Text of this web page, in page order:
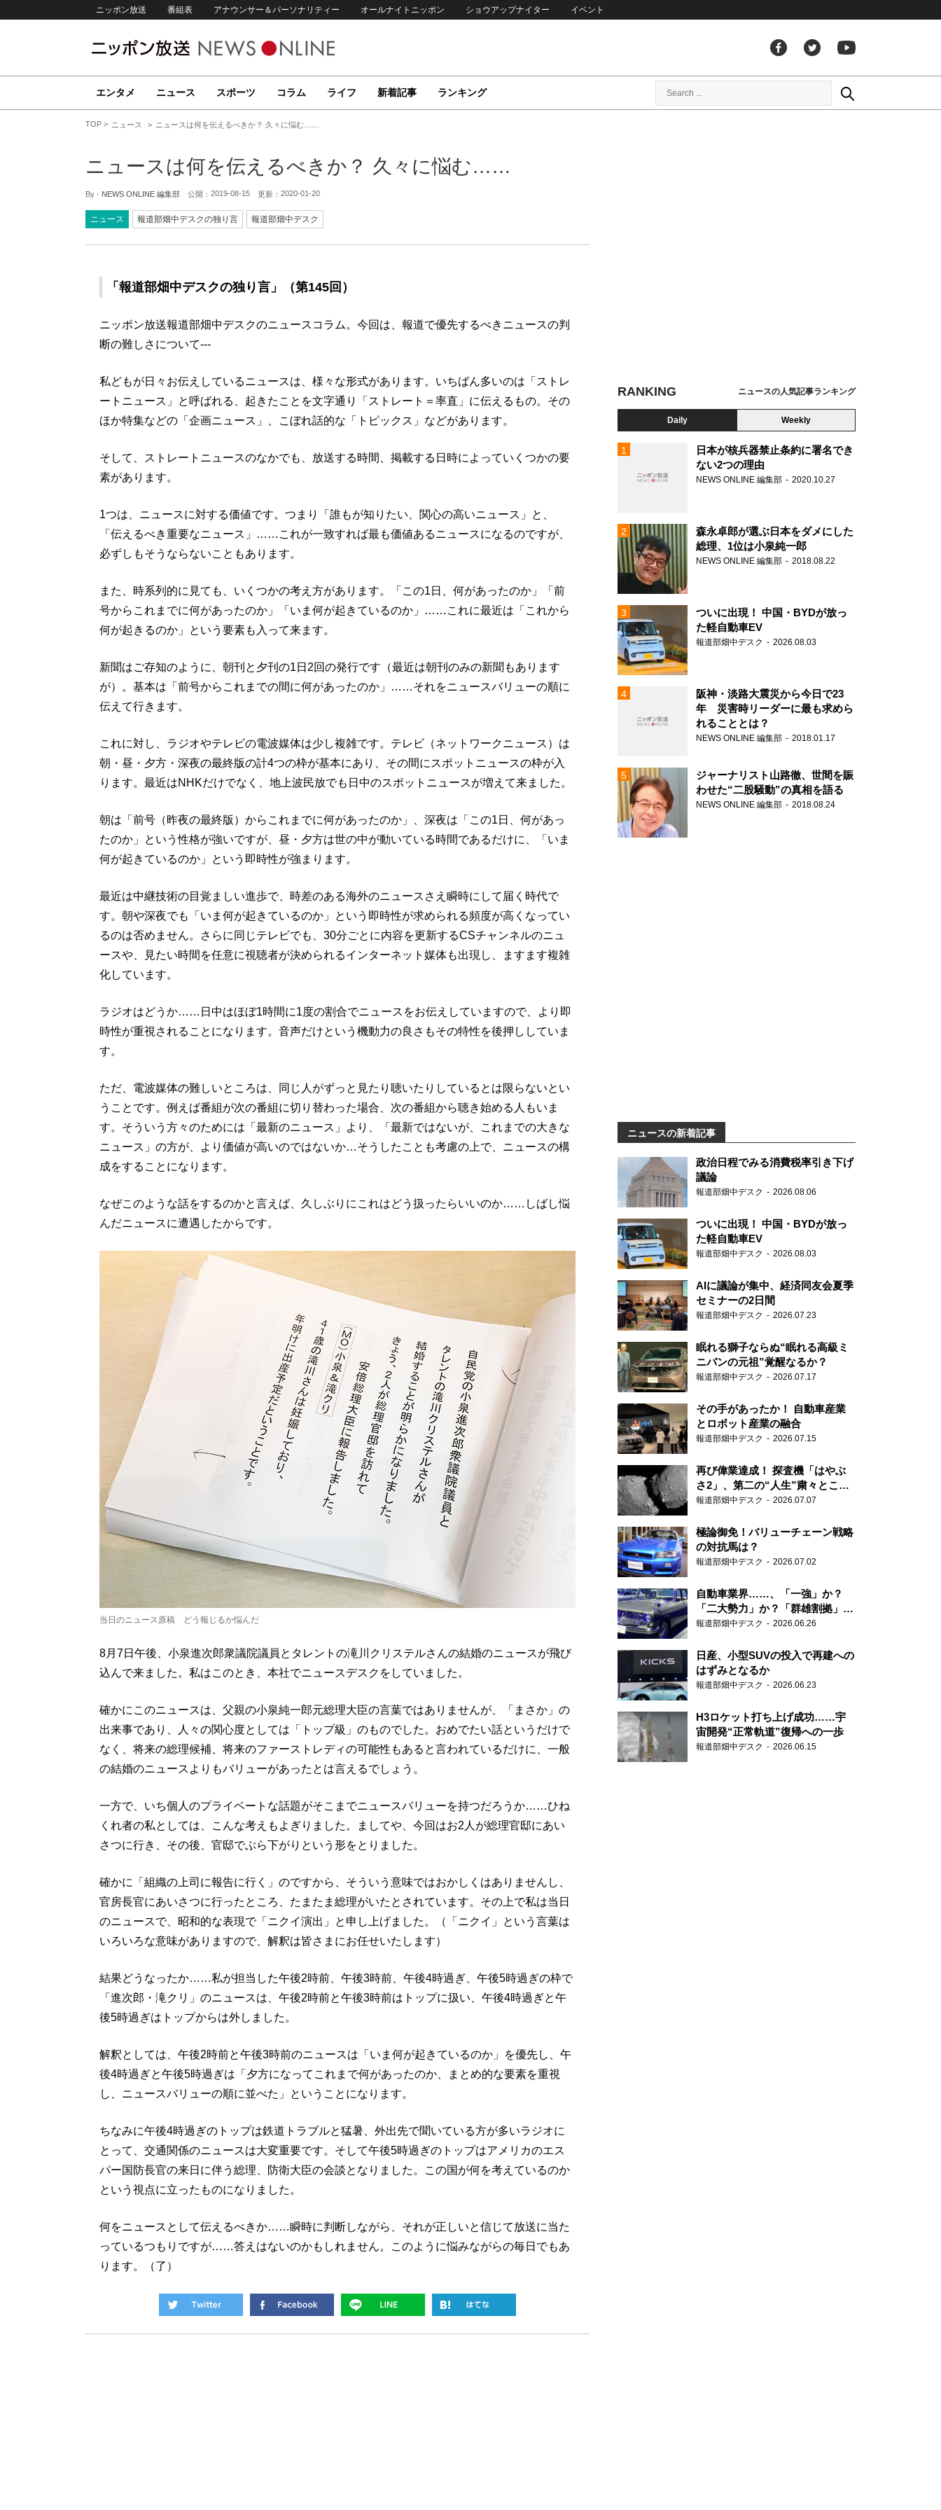
ニッポン放送 番組表 アナウンサー＆パーソナリティー オールナイトニッポン ショウアップナイター イベント
エンタメ ニュース スポーツ コラム ライフ 新着記事 ランキング
TOP ニュース ニュースは何を伝えるべきか？ 久々に悩む……
ニュースは何を伝えるべきか？ 久々に悩む……
By - NEWS ONLINE 編集部 公開： 2019-08-15 更新： 2020-01-20
ニュース 報道部畑中デスクの独り言 報道部畑中デスク
「報道部畑中デスクの独り言」（第145回）
ニッポン放送報道部畑中デスクのニュースコラム。今回は、報道で優先するべきニュースの判
断の難しさについて---
私どもが日々お伝えしているニュースは、様々な形式があります。いちばん多いのは「ストレ
ートニュース」と呼ばれる、起きたことを文字通り「ストレート＝率直」に伝えるもの。その
ほか特集などの「企画ニュース」、こぼれ話的な「トピックス」などがあります。
そして、ストレートニュースのなかでも、放送する時間、掲載する日時によっていくつかの要
素があります。
1つは、ニュースに対する価値です。つまり「誰もが知りたい、関心の高いニュース」と、
「伝えるべき重要なニュース」……これが一致すれば最も価値あるニュースになるのですが、
必ずしもそうならないこともあります。
また、時系列的に見ても、いくつかの考え方があります。「この1日、何があったのか」「前
号からこれまでに何があったのか」「いま何が起きているのか」……これに最近は「これから
何が起きるのか」という要素も入って来ます。
新聞はご存知のように、朝刊と夕刊の1日2回の発行です（最近は朝刊のみの新聞もあります
が）。基本は「前号からこれまでの間に何があったのか」……それをニュースバリューの順に
伝えて行きます。
これに対し、ラジオやテレビの電波媒体は少し複雑です。テレビ（ネットワークニュース）は
朝・昼・夕方・深夜の最終版の計4つの枠が基本にあり、その間にスポットニュースの枠が入
ります。最近はNHKだけでなく、地上波民放でも日中のスポットニュースが増えて来ました。
朝は「前号（昨夜の最終版）からこれまでに何があったのか」、深夜は「この1日、何があっ
たのか」という性格が強いですが、昼・夕方は世の中が動いている時間であるだけに、「いま
何が起きているのか」という即時性が強まります。
最近は中継技術の目覚ましい進歩で、時差のある海外のニュースさえ瞬時にして届く時代で
す。朝や深夜でも「いま何が起きているのか」という即時性が求められる頻度が高くなってい
るのは否めません。さらに同じテレビでも、30分ごとに内容を更新するCSチャンネルのニュ
ースや、見たい時間を任意に視聴者が決められるインターネット媒体も出現し、ますます複雑
化しています。
ラジオはどうか……日中はほぼ1時間に1度の割合でニュースをお伝えしていますので、より即
時性が重視されることになります。音声だけという機動力の良さもその特性を後押ししていま
す。
ただ、電波媒体の難しいところは、同じ人がずっと見たり聴いたりしているとは限らないとい
うことです。例えば番組が次の番組に切り替わった場合、次の番組から聴き始める人もいま
す。そういう方々のためには「最新のニュース」より、「最新ではないが、これまでの大きな
ニュース」の方が、より価値が高いのではないか…そうしたことも考慮の上で、ニュースの構
成をすることになります。
なぜこのような話をするのかと言えば、久しぶりにこれはどう扱ったらいいのか……しばし悩
んだニュースに遭遇したからです。
当日のニュース原稿 どう報じるか悩んだ
8月7日午後、小泉進次郎衆議院議員とタレントの滝川クリステルさんの結婚のニュースが飛び
込んで来ました。私はこのとき、本社でニュースデスクをしていました。
確かにこのニュースは、父親の小泉純一郎元総理大臣の言葉ではありませんが、「まさか」の
出来事であり、人々の関心度としては「トップ級」のものでした。おめでたい話というだけで
なく、将来の総理候補、将来のファーストレディの可能性もあると言われているだけに、一般
の結婚のニュースよりもバリューがあったとは言えるでしょう。
一方で、いち個人のプライベートな話題がそこまでニュースバリューを持つだろうか……ひね
くれ者の私としては、こんな考えもよぎりました。ましてや、今回はお2人が総理官邸にあい
さつに行き、その後、官邸でぶら下がりという形をとりました。
確かに「組織の上司に報告に行く」のですから、そういう意味ではおかしくはありませんし、
官房長官にあいさつに行ったところ、たまたま総理がいたとされています。その上で私は当日
のニュースで、昭和的な表現で「ニクイ演出」と申し上げました。（「ニクイ」という言葉は
いろいろな意味がありますので、解釈は皆さまにお任せいたします）
結果どうなったか……私が担当した午後2時前、午後3時前、午後4時過ぎ、午後5時過ぎの枠で
「進次郎・滝クリ」のニュースは、午後2時前と午後3時前はトップに扱い、午後4時過ぎと午
後5時過ぎはトップからは外しました。
解釈としては、午後2時前と午後3時前のニュースは「いま何が起きているのか」を優先し、午
後4時過ぎと午後5時過ぎは「夕方になってこれまで何があったのか、まとめ的な要素を重視
し、ニュースバリューの順に並べた」ということになります。
ちなみに午後4時過ぎのトップは鉄道トラブルと猛暑、外出先で聞いている方が多いラジオに
とって、交通関係のニュースは大変重要です。そして午後5時過ぎのトップはアメリカのエス
パー国防長官の来日に伴う総理、防衛大臣の会談となりました。この国が何を考えているのか
という視点に立ったものになりました。
何をニュースとして伝えるべきか……瞬時に判断しながら、それが正しいと信じて放送に当た
っているつもりですが……答えはないのかもしれません。このように悩みながらの毎日でもあ
ります。（了）
RANKING ニュースの人気記事ランキング
Daily Weekly
日本が核兵器禁止条約に署名でき
ない2つの理由
NEWS ONLINE 編集部 2020.10.27
森永卓郎が選ぶ日本をダメにした
総理、1位は小泉純一郎
NEWS ONLINE 編集部 2018.08.22
ついに出現！ 中国・BYDが放っ
た軽自動車EV
報道部畑中デスク 2026.08.03
阪神・淡路大震災から今日で23
年 災害時リーダーに最も求めら
れることとは？
NEWS ONLINE 編集部 2018.01.17
ジャーナリスト山路徹、世間を賑
わせた“二股騒動”の真相を語る
NEWS ONLINE 編集部 2018.08.24
ニュースの新着記事
政治日程でみる消費税率引き下げ
議論
報道部畑中デスク 2026.08.06
ついに出現！ 中国・BYDが放っ
た軽自動車EV
報道部畑中デスク 2026.08.03
AIに議論が集中、経済同友会夏季
セミナーの2日間
報道部畑中デスク 2026.07.23
眠れる獅子ならぬ“眠れる高級ミ
ニバンの元祖”覚醒なるか？
報道部畑中デスク 2026.07.17
その手があったか！ 自動車産業
とロボット産業の融合
報道部畑中デスク 2026.07.15
再び偉業達成！ 探査機「はやぶ
さ2」、第二の“人生”粛々とこな
す
報道部畑中デスク 2026.07.07
極論御免！バリューチェーン戦略
の対抗馬は？
報道部畑中デスク 2026.07.02
自動車業界……、「一強」か？
「二大勢力」か？「群雄割拠」
か？
報道部畑中デスク 2026.06.26
日産、小型SUVの投入で再建への
はずみとなるか
報道部畑中デスク 2026.06.23
H3ロケット打ち上げ成功……宇
宙開発“正常軌道”復帰への一歩
報道部畑中デスク 2026.06.15